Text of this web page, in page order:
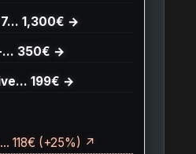
1,300€ →
-… 350€ →
199€ →
118€ (+25%) ↗